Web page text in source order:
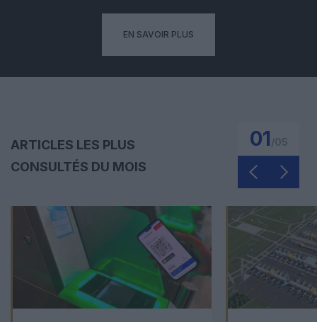
EN SAVOIR PLUS
ARTICLES LES PLUS
CONSULTÉS DU MOIS
01